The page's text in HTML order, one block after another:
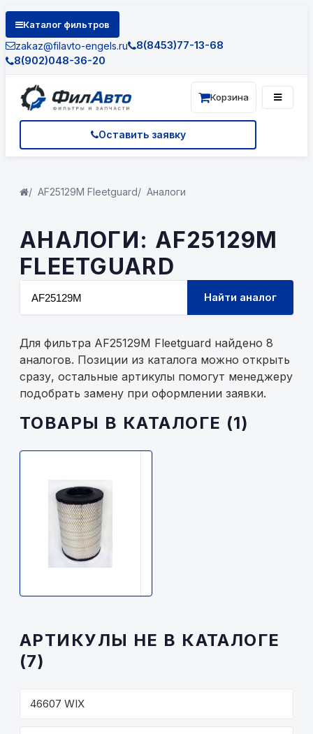
Каталог фильтров
zakaz@filavto-engels.ru
8(8453)77-13-68
8(902)048-36-20
Оставить заявку
Корзина
AF25129М Fleetguard Аналоги
АНАЛОГИ: AF25129М
FLEETGUARD
Найти аналог
Для фильтра AF25129М Fleetguard найдено 8
аналогов. Позиции из каталога можно открыть
сразу, остальные артикулы помогут менеджеру
подобрать замену при оформлении заявки.
ТОВАРЫ В КАТАЛОГЕ (1)
АРТИКУЛЫ НЕ В КАТАЛОГЕ
(7)
46607 WIX